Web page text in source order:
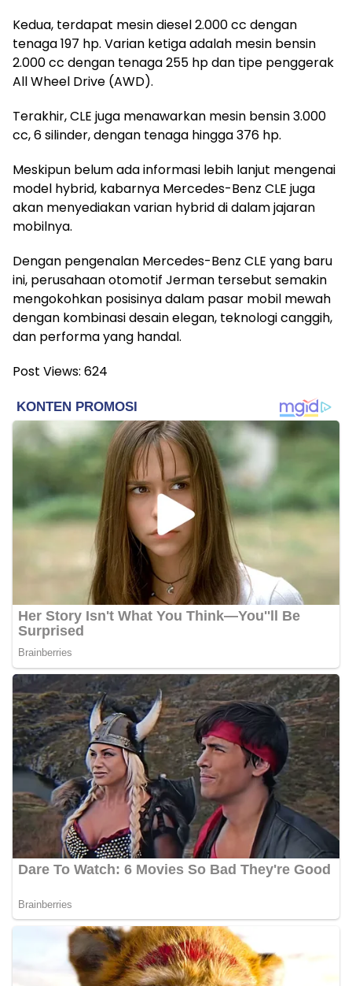
Kedua, terdapat mesin diesel 2.000 cc dengan
tenaga 197 hp. Varian ketiga adalah mesin bensin
2.000 cc dengan tenaga 255 hp dan tipe penggerak
All Wheel Drive (AWD).
Terakhir, CLE juga menawarkan mesin bensin 3.000
cc, 6 silinder, dengan tenaga hingga 376 hp.
Meskipun belum ada informasi lebih lanjut mengenai
model hybrid, kabarnya Mercedes-Benz CLE juga
akan menyediakan varian hybrid di dalam jajaran
mobilnya.
Dengan pengenalan Mercedes-Benz CLE yang baru
ini, perusahaan otomotif Jerman tersebut semakin
mengokohkan posisinya dalam pasar mobil mewah
dengan kombinasi desain elegan, teknologi canggih,
dan performa yang handal.
Post Views: 624